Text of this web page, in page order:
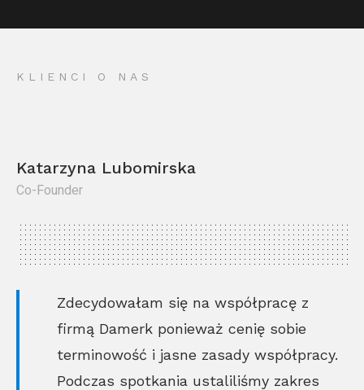
KLIENCI O NAS
Katarzyna Lubomirska
Co-Founder
Zdecydowałam się na współpracę z
firmą Damerk ponieważ cenię sobie
terminowość i jasne zasady współpracy.
Podczas spotkania ustaliliśmy zakres